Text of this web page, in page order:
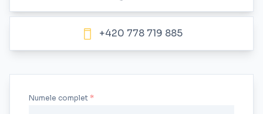
+420 778 719 885
Numele complet